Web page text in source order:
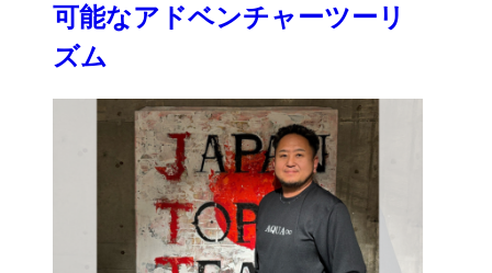
可能なアドベンチャーツーリ
ズム